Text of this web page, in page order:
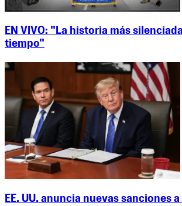
EN VIVO: "La historia más
tiempo"
EE. UU. anuncia nuevas sanciones